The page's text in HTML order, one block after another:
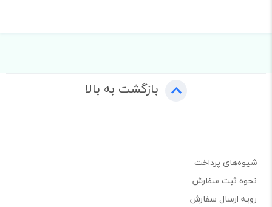
بازگشت به بالا
شیوه‌های پرداخت
نحوه ثبت سفارش
رویه ارسال سفارش